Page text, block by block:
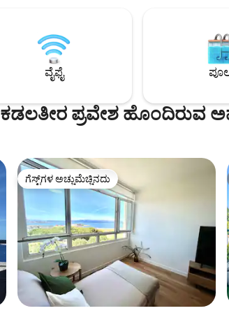
ಆಯ್ಕೆ: ಎ ಪೆಡ್ರಾ ಡಾ ರಾ, ಕೊರುಬೆಡೊ ಲೈಟ್‌ಹೌಸ್,
ಮಿರಾಡೋರ್ ಡಾ ಕುರೋಟಾ, ಕ್ಯಾಸ್ಟ್ರೋ ಡಿ ಬರೊನ್ಯಾ,
ಡಾಲ್ಮೆನ್ ಆಕ್ಸಿಟೋಸ್ ಇತ್ಯಾದಿ.
ವೈಫೈ
ಕಡಲತೀರ ಪ್ರವೇಶ ಹೊಂದಿರುವ
ಗೆಸ್ಟ್‌ಗಳ ಅಚ್ಚುಮೆಚ್ಚಿನದು
ಗೆಸ್ಟ್‌ಗಳ ಅಚ್ಚುಮೆಚ್ಚಿನದು